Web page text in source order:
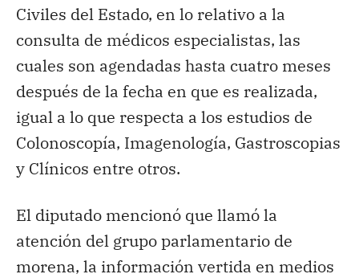
Civiles del Estado, en lo relativo a la
consulta de médicos especialistas, las
cuales son agendadas hasta cuatro meses
después de la fecha en que es realizada,
igual a lo que respecta a los estudios de
Colonoscopía, Imagenología, Gastroscopias
y Clínicos entre otros.
El diputado mencionó que llamó la
atención del grupo parlamentario de
morena, la información vertida en medios